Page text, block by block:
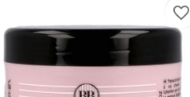
favorite_border